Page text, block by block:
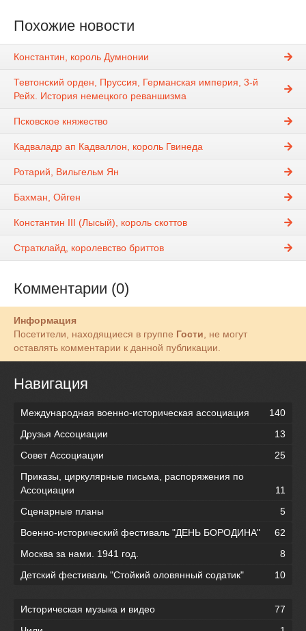
Похожие новости
Константин, король Думнонии
Тевтонский орден, Пруссия, Германская империя, 3-й
Рейх. История немецкого реваншизма
Псковское княжество
Кадваладр ап Кадваллон, король Гвинеда
Ротарий, Вильгельм Ян
Бахман, Ойген
Константин III (Лысый), король скоттов
Стратклайд, королевство бриттов
Комментарии (0)
Информация
Посетители, находящиеся в группе Гости, не могут
оставлять комментарии к данной публикации.
Навигация
Международная военно-историческая ассоциация
140
Друзья Ассоциации
13
Совет Ассоциации
25
Приказы, циркулярные письма, распоряжения по
Ассоциации
11
Сценарные планы
5
Военно-исторический фестиваль "ДЕНЬ БОРОДИНА"
62
Москва за нами. 1941 год.
8
Детский фестиваль "Стойкий оловянный содатик"
10
Историческая музыка и видео
77